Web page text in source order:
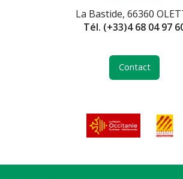
La Bastide, 66360
Tél. (+33)4 68 04 97
Contact